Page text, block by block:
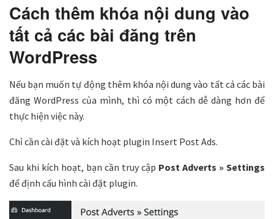
Cách thêm khóa nội dung vào
tất cả các bài đăng trên
WordPress
Nếu bạn muốn tự động thêm khóa nội dung vào tất cả các bài
đăng WordPress của mình, thì có một cách dễ dàng hơn để
thực hiện việc này.
Chỉ cần cài đặt và kích hoạt plugin Insert Post Ads.
Sau khi kích hoạt, bạn cần truy cập Post Adverts » Settings
để định cấu hình cài đặt plugin.